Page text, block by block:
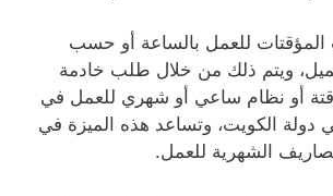
المؤقتات للعمل بالساعة أو حسب
ويتم ذلك من خلال طلب خادمة
أو نظام ساعي أو شهري للعمل في
دولة الكويت، وتساعد هذه الميزة في
الشهرية للعمل.